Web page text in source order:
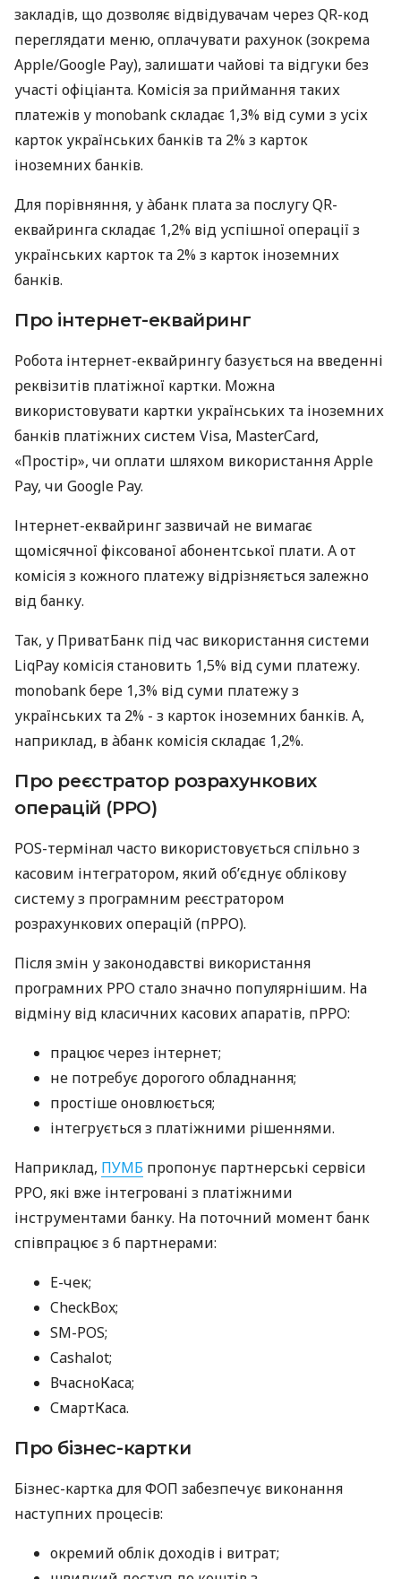
закладів, що дозволяє відвідувачам через QR-код
переглядати меню, оплачувати рахунок (зокрема
Apple/Google Pay), залишати чайові та відгуки без
участі офіціанта. Комісія за приймання таких
платежів у monobank складає 1,3% від суми з усіх
карток українських банків та 2% з карток
іноземних банків.
Для порівняння, у àбанк плата за послугу QR-
еквайринга складає 1,2% від успішної операції з
українських карток та 2% з карток іноземних
банків.
Про інтернет-еквайринг
Робота інтернет-еквайрингу базується на введенні
реквізитів платіжної картки. Можна
використовувати картки українських та іноземних
банків платіжних систем Visa, MasterCard,
«Простір», чи оплати шляхом використання Apple
Pay, чи Google Pay.
Інтернет-еквайринг зазвичай не вимагає
щомісячної фіксованої абонентської плати. А от
комісія з кожного платежу відрізняється залежно
від банку.
Так, у ПриватБанк під час використання системи
LiqPay комісія становить 1,5% від суми платежу.
monobank бере 1,3% від суми платежу з
українських та 2% - з карток іноземних банків. А,
наприклад, в àбанк комісія складає 1,2%.
Про реєстратор розрахункових
операцій (РРО)
POS-термінал часто використовується спільно з
касовим інтегратором, який об’єднує облікову
систему з програмним реєстратором
розрахункових операцій (пРРО).
Після змін у законодавстві використання
програмних РРО стало значно популярнішим. На
відміну від класичних касових апаратів, пРРО:
працює через інтернет;
не потребує дорогого обладнання;
простіше оновлюється;
інтегрується з платіжними рішеннями.
Наприклад, ПУМБ пропонує партнерські сервіси
РРО, які вже інтегровані з платіжними
інструментами банку. На поточний момент банк
співпрацює з 6 партнерами:
E-чек;
CheckBox;
SM-POS;
Cashalot;
ВчасноКаса;
СмартКаса.
Про бізнес-картки
Бізнес-картка для ФОП забезпечує виконання
наступних процесів:
окремий облік доходів і витрат;